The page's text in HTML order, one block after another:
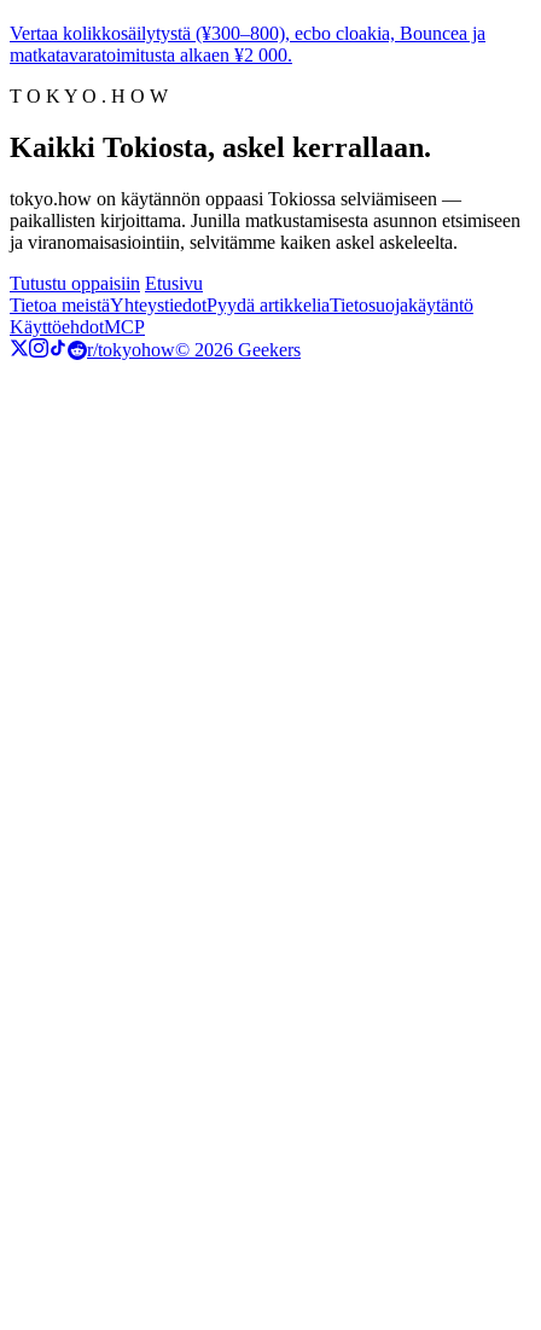
Vertaa kolikkosäilytystä (¥300–800), ecbo cloakia, Bouncea ja
matkatavaratoimitusta alkaen ¥2 000.
T O K Y O . H O W
Kaikki Tokiosta, askel kerrallaan.
tokyo.how on käytännön oppaasi Tokiossa selviämiseen —
paikallisten kirjoittama. Junilla matkustamisesta asunnon etsimiseen
ja viranomaisasiointiin, selvitämme kaiken askel askeleelta.
Tutustu oppaisiin Etusivu
Tietoa meistäYhteystiedotPyydä artikkeliaTietosuojakäytäntö
KäyttöehdotMCP
r/tokyohow© 2026 Geekers